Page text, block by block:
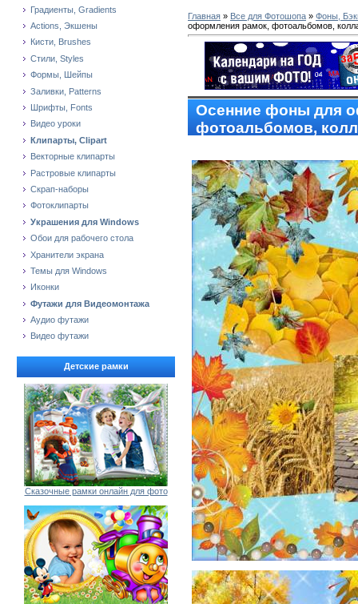
Градиенты, Gradients
Actions, Экшены
Кисти, Brushes
Стили, Styles
Формы, Шейпы
Заливки, Patterns
Шрифты, Fonts
Видео уроки
Клипарты, Clipart
Векторные клипарты
Растровые клипарты
Скрап-наборы
Фотоклипарты
Украшения для Windows
Обои для рабочего стола
Хранители экрана
Темы для Windows
Иконки
Футажи для Видеомонтажа
Аудио футажи
Видео футажи
Детские рамки
Сказочные рамки онлайн для фото
Главная » Все для Фотошопа » Фоны,
оформления рамок, фотоальбомов,
Осенние фоны для
фотоальбомов,